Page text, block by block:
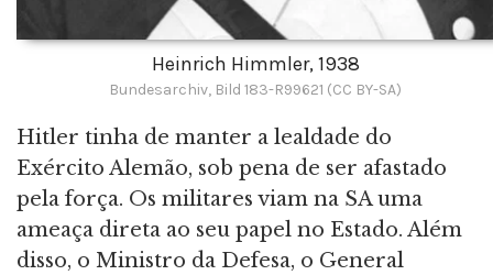
Heinrich Himmler, 1938
Bundesarchiv, Bild 183-R99621 (CC BY-SA)
Hitler tinha de manter a lealdade do
Exército Alemão, sob pena de ser afastado
pela força. Os militares viam na SA uma
ameaça direta ao seu papel no Estado. Além
disso, o Ministro da Defesa, o General